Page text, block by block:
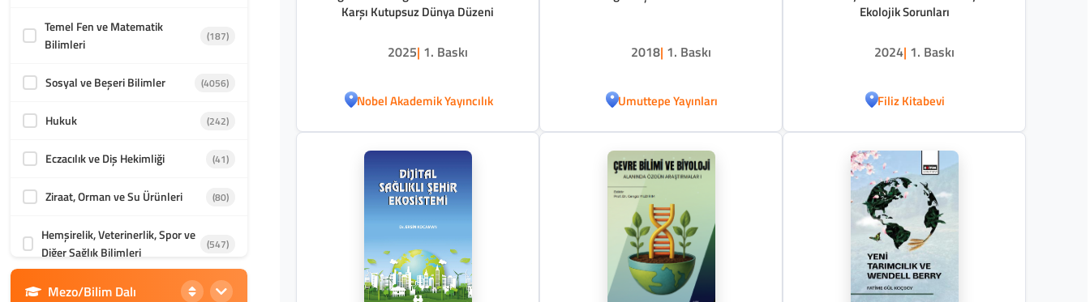
Temel Fen ve Matematik
Bilimleri
(187)
Sosyal ve Beşeri Bilimler (4056)
Hukuk (242)
Eczacılık ve Diş Hekimliği (41)
Ziraat, Orman ve Su Ürünleri (80)
Hemşirelik, Veterinerlik, Spor ve
Diğer Sağlık Bilimleri
(547)
Din Bilimleri (1985)
Mezo/Bilim Dalı
Karşı Kutupsuz Dünya Düzeni
2025| 1. Baskı
Nobel Akademik Yayıncılık
2018| 1. Baskı
Umuttepe Yayınları
Ekolojik Sorunları
2024| 1. Baskı
Filiz Kitabevi